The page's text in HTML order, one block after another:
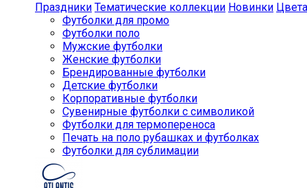
Праздники Тематические коллекции Новинки Цвета
Футболки для промо
Футболки поло
Мужские футболки
Женские футболки
Брендированные футболки
Детские футболки
Корпоративные футболки
Сувенирные футболки с символикой
Футболки для термопереноса
Печать на поло рубашках и футболках
Футболки для сублимации